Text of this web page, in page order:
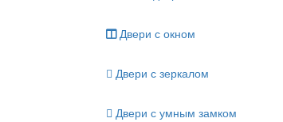
Двери с окном
Двери с зеркалом
Двери с умным замком